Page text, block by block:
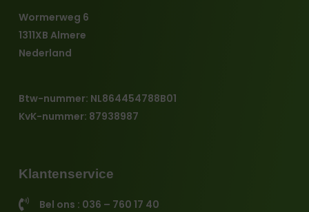
Klantenservice
Bel ons : 036 – 760 17 40
Wormerweg 6
1311XB Almere
Nederland
Btw-nummer: NL864454788B01
KvK-nummer: 87938987